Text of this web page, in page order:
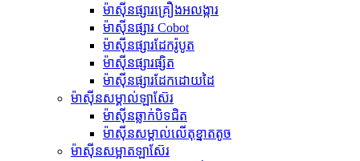
ម៉ាស៊ីនផ្សារគ្រឿងអលង្ការ
ម៉ាស៊ីនផ្សារ Cobot
ម៉ាស៊ីនផ្សារដែករ៉ូបូត
ម៉ាស៊ីនផ្សារផ្សិត
ម៉ាស៊ីនផ្សារដែកដោយដៃ
ម៉ាស៊ីនសម្គាល់ឡាស៊ែរ
ម៉ាស៊ីនឆ្លាក់បិទជិត
ម៉ាស៊ីនសម្គាល់លើតុខ្នាតតូច
ម៉ាស៊ីនសម្អាតឡាស៊ែរ